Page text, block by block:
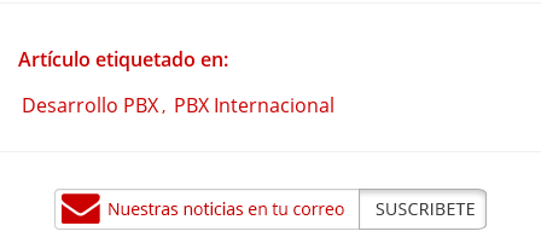
Artículo etiquetado en:
Desarrollo PBX, PBX Internacional